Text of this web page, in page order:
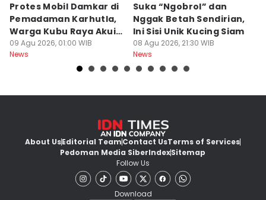
Protes Mobil Damkar di
Pemadaman Karhutla,
Warga Kubu Raya Akui
Khilaf
09 Agu 2026, 01:00 WIB
News
Suka “Ngobrol” dan
Nggak Betah Sendirian,
Ini Sisi Unik Kucing Siam
08 Agu 2026, 21:30 WIB
News
About UsEditorial TeamContact UsTerms of Services
Pedoman Media SiberIndexSitemap
Follow Us
Download